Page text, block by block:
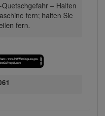
– Halten
fern; halten Sie
fern.